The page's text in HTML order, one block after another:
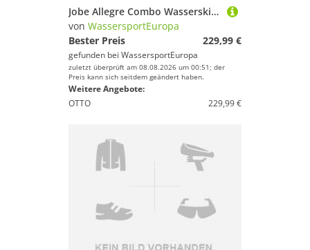
Jobe Allegre Combo Wasserski Wassersport Motorboot Jetski Boot Paarski
von WassersportEuropa
Bester Preis
229,99 €
gefunden bei WassersportEuropa
zuletzt überprüft am 08.08.2026 um 00:51; der
Preis kann sich seitdem geändert haben.
Weitere Angebote:
OTTO
229,99 €